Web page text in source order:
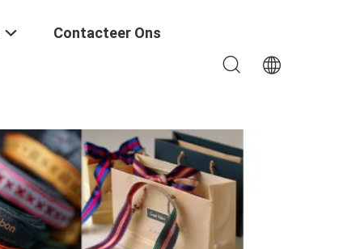
Contacteer Ons